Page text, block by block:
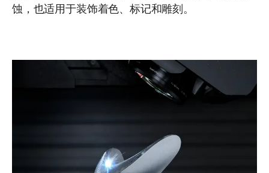
蚀，也适用于装饰着色、标记和雕刻。